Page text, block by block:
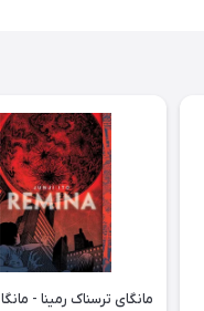
مانگای ترسناک رمینا - مانگا